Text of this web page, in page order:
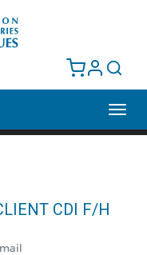
CDI F/H